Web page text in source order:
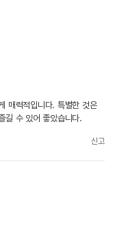
매력적입니다. 특별한 것은
길 수 있어 좋았습니다.
신고